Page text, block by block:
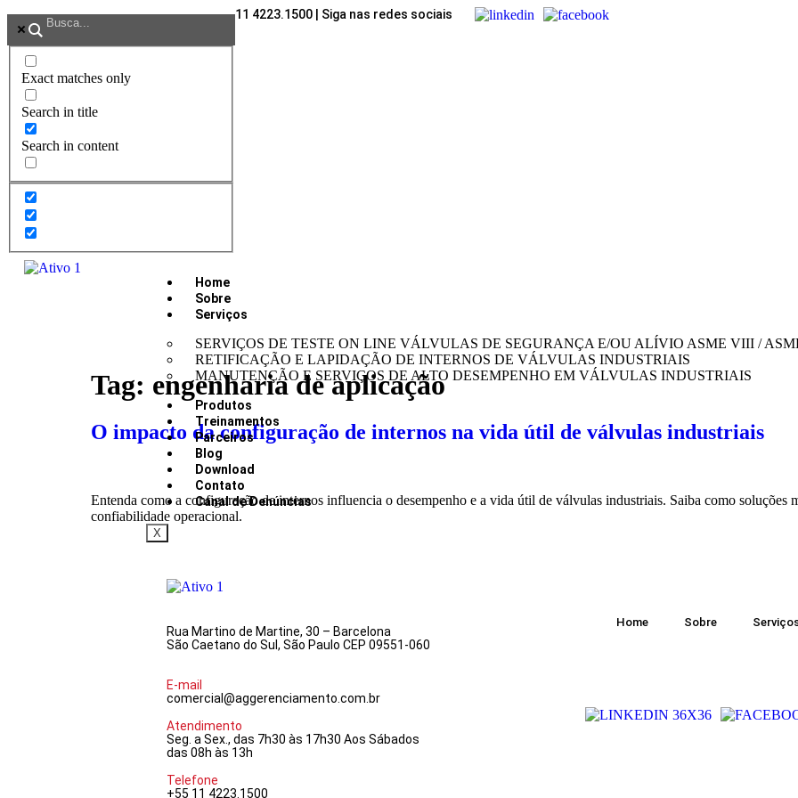
Exact matches only
Search in title
Search in content
11 4223.1500 | Siga nas redes sociais
Home
Sobre
Serviços
SERVIÇOS DE TESTE ON LINE VÁLVULAS DE SEGURANÇA E/OU ALÍVIO ASME VIII /
RETIFICAÇÃO E LAPIDAÇÃO DE INTERNOS DE VÁLVULAS INDUSTRIAIS
MANUTENÇÃO E SERVIÇOS DE ALTO DESEMPENHO EM VÁLVULAS INDUSTRIAIS
Produtos
Treinamentos
Parceiros
Blog
Download
Contato
Canal de Denúncias
X
Tag: engenharia de aplicação
O impacto da configuração de internos na vida útil de válvulas industriais
Entenda como a configuração de internos influencia o desempenho e a vida útil de válvulas industriais. Saiba como soluções
confiabilidade operacional.
Rua Martino de Martine, 30 – Barcelona
São Caetano do Sul, São Paulo CEP 09551-060
E-mail
comercial@aggerenciamento.com.br
Atendimento
Seg. a Sex., das 7h30 às 17h30 Aos Sábados
das 08h às 13h
Telefone
+55 11 4223.1500
Home Sobre